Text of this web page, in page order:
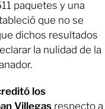
paquetes y una
que no se
dichos resultados
la nulidad de la
los
Villegas respecto a